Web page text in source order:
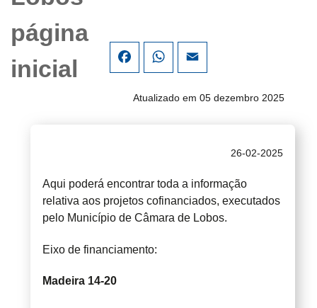
FacebookWhatsApp
Atualizado em 05 dezembro 2025
26-02-2025
Aqui poderá encontrar toda a informação
relativa aos projetos cofinanciados, executados
pelo Município de Câmara de Lobos.
Eixo de financiamento:
Madeira 14-20